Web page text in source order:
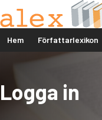
Hem Författarlexikon
Logga in